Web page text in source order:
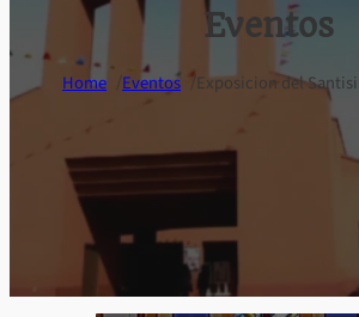
Eventos
Home /Eventos /Exposicion del